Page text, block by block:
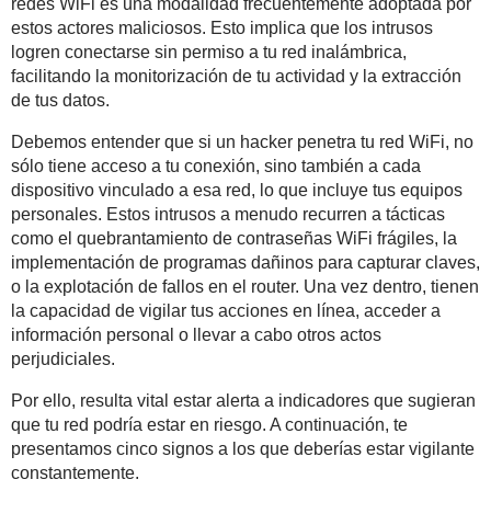
redes WiFi es una modalidad frecuentemente adoptada por
estos actores maliciosos. Esto implica que los intrusos
logren conectarse sin permiso a tu red inalámbrica,
facilitando la monitorización de tu actividad y la extracción
de tus datos.
Debemos entender que si un hacker penetra tu red WiFi, no
sólo tiene acceso a tu conexión, sino también a cada
dispositivo vinculado a esa red, lo que incluye tus equipos
personales. Estos intrusos a menudo recurren a tácticas
como el quebrantamiento de contraseñas WiFi frágiles, la
implementación de programas dañinos para capturar claves,
o la explotación de fallos en el router. Una vez dentro, tienen
la capacidad de vigilar tus acciones en línea, acceder a
información personal o llevar a cabo otros actos
perjudiciales.
Por ello, resulta vital estar alerta a indicadores que sugieran
que tu red podría estar en riesgo. A continuación, te
presentamos cinco signos a los que deberías estar vigilante
constantemente.